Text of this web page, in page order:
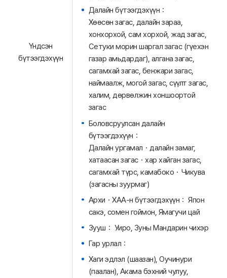
Үндсэн
бүтээгдэхүүн
Далайн бүтээгдэхүүн：
Хөөсөн загас, далайн зараа,
хонхорхой, сам хорхой, жад загас,
Сетуки морин шаргал загас (гүехэн
газар амьдардаг), алгана загас,
сагамхай загас, бенжари загас,
наймаалж, могой загас, сүүлт загас,
халим, дөрвөлжин хоншоортой
загас
Боловсруулсан далайн
бүтээгдэхүүн：
Далайн ургамал・далайн замаг,
хатаасан загас・хар хайган загас,
сагамхай түрс, камабоко・Чикува
(загасны зуурмаг)
Архи・ХАА-н бүтээгдэхүүн： Япон
сакэ, сомен гоймон, Ямагучи цай
Зууш： Уиро, Зуны Мандарин чихэр
Гар урлал：
Хаги эдлэл (шаазан), Оучинури
(паалан), Акама бэхний чулуу,